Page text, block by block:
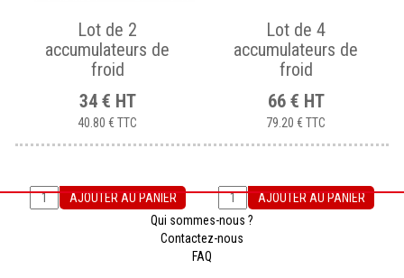
Lot de 2
accumulateurs de
froid
34€ HT
40.80 €TTC
AJOUTER AU PANIER
Lot de 4
accumulateurs de
froid
66€ HT
79.20 €TTC
AJOUTER AU PANIER
Qui sommes-nous ?
Contactez-nous
FAQ